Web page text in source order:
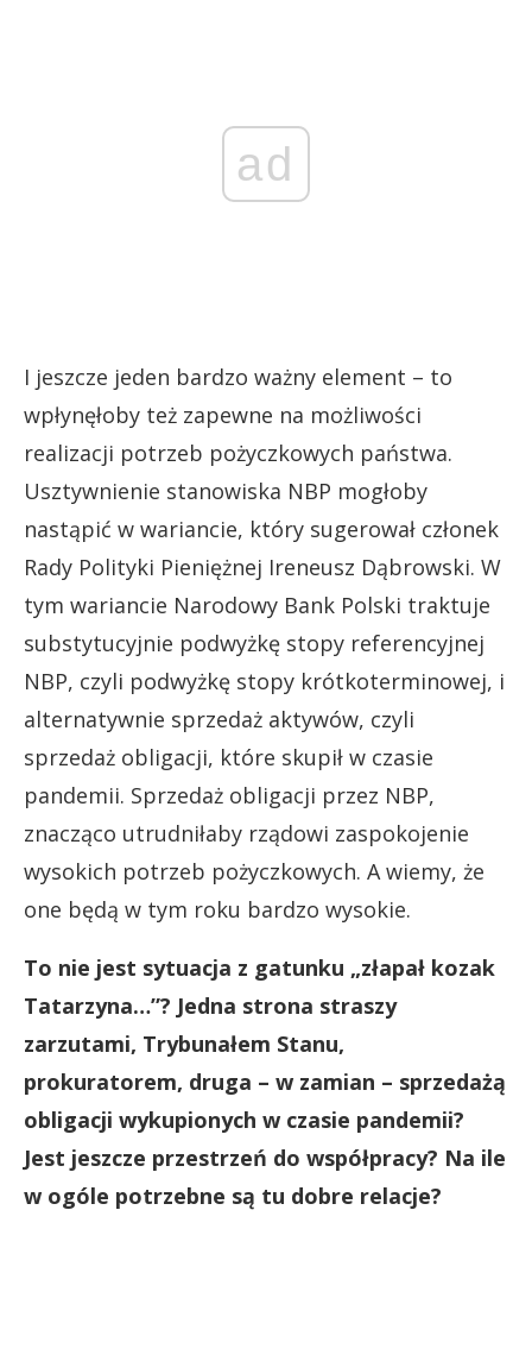
ad
I jeszcze jeden bardzo ważny element – to
wpłynęłoby też zapewne na możliwości
realizacji potrzeb pożyczkowych państwa.
Usztywnienie stanowiska NBP mogłoby
nastąpić w wariancie, który sugerował członek
Rady Polityki Pieniężnej Ireneusz Dąbrowski. W
tym wariancie Narodowy Bank Polski traktuje
substytucyjnie podwyżkę stopy referencyjnej
NBP, czyli podwyżkę stopy krótkoterminowej, i
alternatywnie sprzedaż aktywów, czyli
sprzedaż obligacji, które skupił w czasie
pandemii. Sprzedaż obligacji przez NBP,
znacząco utrudniłaby rządowi zaspokojenie
wysokich potrzeb pożyczkowych. A wiemy, że
one będą w tym roku bardzo wysokie.
To nie jest sytuacja z gatunku „złapał kozak
Tatarzyna…”? Jedna strona straszy
zarzutami, Trybunałem Stanu,
prokuratorem, druga – w zamian – sprzedażą
obligacji wykupionych w czasie pandemii?
Jest jeszcze przestrzeń do współpracy? Na ile
w ogóle potrzebne są tu dobre relacje?